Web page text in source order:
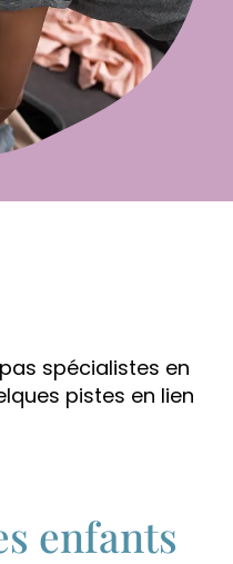
spécialistes en
pistes en lien
enfants